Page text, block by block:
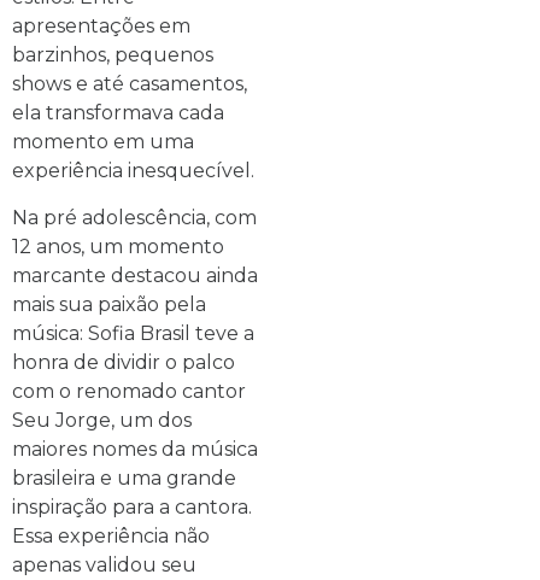
apresentações em
barzinhos, pequenos
shows e até casamentos,
ela transformava cada
momento em uma
experiência inesquecível.
Na pré adolescência, com
12 anos, um momento
marcante destacou ainda
mais sua paixão pela
música: Sofia Brasil teve a
honra de dividir o palco
com o renomado cantor
Seu Jorge, um dos
maiores nomes da música
brasileira e uma grande
inspiração para a cantora.
Essa experiência não
apenas validou seu